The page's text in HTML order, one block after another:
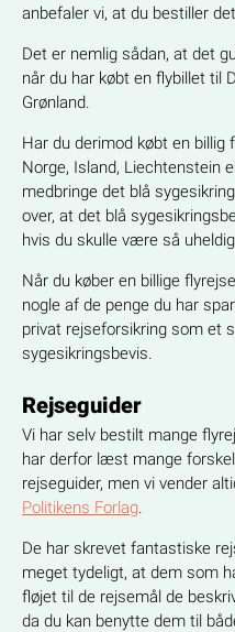
anbefaler vi, at du bestiller
Det er nemlig sådan, at det
når du har købt en flybillet til
Grønland.
Har du derimod købt en billig
Norge, Island, Liechtenstein
medbringe det blå
over, at det blå
hvis du skulle være så
Når du køber en billige
nogle af de penge du har
privat rejseforsikring som et
sygesikringsbevis.
Rejseguider
Vi har selv bestilt mange
har derfor læst mange
rejseguider, men vi vender
Politikens Forlag.
De har skrevet fantastiske
meget tydeligt, at dem som
fløjet til de rejsemål de
da du kan benytte dem til